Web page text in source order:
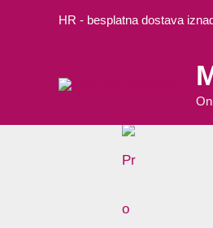
HR - besplatna dostava